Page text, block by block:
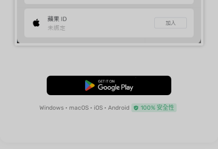
免費下載
Windows • macOS • iOS • Android 100% 安全性